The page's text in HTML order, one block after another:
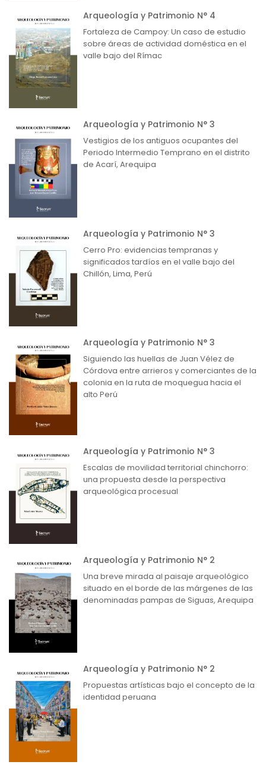
Arqueología y Patrimonio N° 4
Fortaleza de Campoy: Un caso de estudio
sobre áreas de actividad doméstica en el
valle bajo del Rímac
Arqueología y Patrimonio N° 3
Vestigios de los antiguos ocupantes del
Periodo Intermedio Temprano en el distrito
de Acarí, Arequipa
Arqueología y Patrimonio N° 3
Cerro Pro: evidencias tempranas y
significados tardíos en el valle bajo del
Chillón, Lima, Perú
Arqueología y Patrimonio N° 3
Siguiendo las huellas de Juan Vélez de
Córdova entre arrieros y comerciantes de la
colonia en la ruta de moquegua hacia el
alto Perú
Arqueología y Patrimonio N° 3
Escalas de movilidad territorial chinchorro:
una propuesta desde la perspectiva
arqueológica procesual
Arqueología y Patrimonio N° 2
Una breve mirada al paisaje arqueológico
situado en el borde de las márgenes de las
denominadas pampas de Siguas, Arequipa
Arqueología y Patrimonio N° 2
Propuestas artísticas bajo el concepto de la
identidad peruana